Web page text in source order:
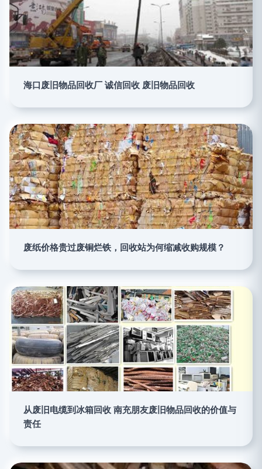
海口废旧物品回收厂 诚信回收 废旧物品回收
废纸价格贵过废铜烂铁，回收站为何缩减收购规模？
从废旧电缆到冰箱回收 南充朋友废旧物品回收的价值与
责任